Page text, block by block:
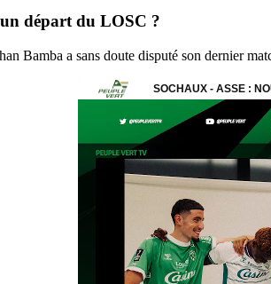
départ du LOSC ?
Bamba a sans doute disputé son dernier